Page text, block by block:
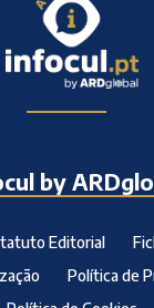
by
Editorial
Política de